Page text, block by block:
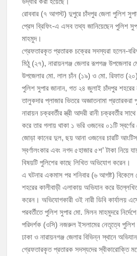
মঞ্চে নয়, নেতাকর্মীদের সারিতে বসে মতবিনিময়
হক মিলন
চাঁদপুর জেলা বিএনপির সিনিয়র সহ-সভাপতি মাহবুব
সভা ও দোয়া মাহফিল
চাঁদপুর পৌরসভার ২০৫ কোটি টাকার বাজেট
কচুয়ায় পৃথক অভিযানে ২০১ পিস ইয়াবা ও ৫০ গ্রাম
রোববার (৭ আগস্ট) দুপুরে চাঁদপুর জেলা পুলিশ
প্রেস ব্রিফিং-এ এসব তথ্য জানিয়েছেন পুলিশ
মাহমুদ।
গ্রেফতারকৃত প্রতারক চক্রের সদস্যরা হলেন-
মিঠু (২৭), নারায়নগঞ্জ জেলার রূপগঞ্জ
উপজেলার মো. লাল চাঁন (১৯) ও মো. রিফাত
পুলিশ সুপার জানান, গত ২৪ জুলাই চাঁদপুর শহরের
তালুকদার প্লাজার ভিতরে অজ্ঞাতনামা প্রতারকরা
নারায়ন চক্রবর্তীর স্ত্রী আদরী রানী চক্রবর্তীর
করে তার গলায় থাকা ১ ভরি ওজনের ০১টি
জোড়া কানের দুল, ছয় আনা ওজনের চারটি
স্বর্ণালংকার এবং নগদ ৫হাজার ৫শ’ টাকা নিয়ে
বিষয়টি পুলিশের কাছে লিখিত অভিযোগ করেন।
এ ঘটনার একমাস পর শনিবার (৬ আগষ্ট) বিকেলে
শহরের কালীবাড়ী এলাকায় অভিযান করে
করেন। অভিযোগকারী ওই নারী ডিবি কার্যালয়
পরবর্তীতে পুলিশ সুপার মো. মিলন মাহমুদরে
পরিদর্শক (ওসি) নজরুল ইসলামের নেতৃত্বে পুলিশ
ঢাকা ও নারায়নগঞ্জ জেলার বিভিন্ন স্থানে
গ্রেফতারকৃত প্রতারক সদস্যদের স্বীকারোক্তি